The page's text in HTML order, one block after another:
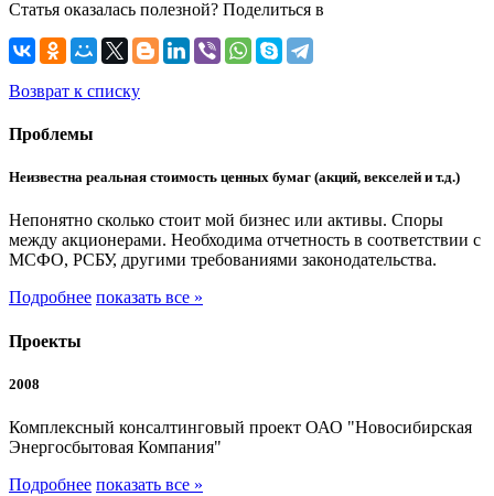
Статья оказалась полезной? Поделиться в
Возврат к списку
Проблемы
Неизвестна реальная стоимость ценных бумаг (акций, векселей и т.д.)
Непонятно сколько стоит мой бизнес или активы. Споры
между акционерами. Необходима отчетность в соответствии с
МСФО, РСБУ, другими требованиями законодательства.
Подробнее показать все »
Проекты
2008
Комплексный консалтинговый проект ОАО "Новосибирская
Энергосбытовая Компания"
Подробнее показать все »